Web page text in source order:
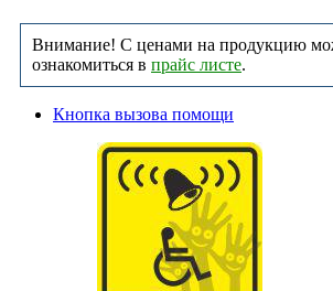
Внимание! С ценами на продукцию
ознакомиться в прайс листе.
Кнопка вызова помощи